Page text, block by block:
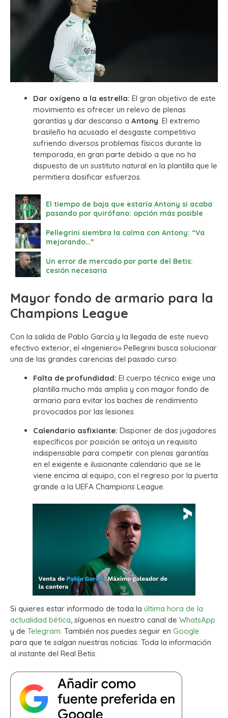
Dar oxígeno a la estrella: El gran objetivo de este
movimiento es ofrecer un relevo de plenas
garantías y dar descanso a Antony. El extremo
brasileño ha acusado el desgaste competitivo
sufriendo diversos problemas físicos durante la
temporada, en gran parte debido a que no ha
dispuesto de un sustituto natural en la plantilla que le
permitiera dosificar esfuerzos.
El tiempo de baja que estaría Antony si acaba
pasando por quirófano: opción más posible
Pellegrini siembra la calma con Antony: “Va
mejorando…”
Un error de mercado por parte del Betis:
cesión necesaria
Mayor fondo de armario para la
Champions League
Con la salida de Pablo García y la llegada de este nuevo
efectivo exterior, el «Ingeniero» Pellegrini busca solucionar
una de las grandes carencias del pasado curso:
Falta de profundidad: El cuerpo técnico exige una
plantilla mucho más amplia y con mayor fondo de
armario para evitar los baches de rendimiento
provocados por las lesiones.
Calendario asfixiante: Disponer de dos jugadores
específicos por posición se antoja un requisito
indispensable para competir con plenas garantías
en el exigente e ilusionante calendario que se le
viene encima al equipo, con el regreso por la puerta
grande a la UEFA Champions League.
Si quieres estar informado de toda la última hora de la
actualidad bética, síguenos en nuestro canal de WhatsApp
y de Telegram. También nos puedes seguir en Google
para que te salgan nuestras noticias. Toda la información
al instante del Real Betis.